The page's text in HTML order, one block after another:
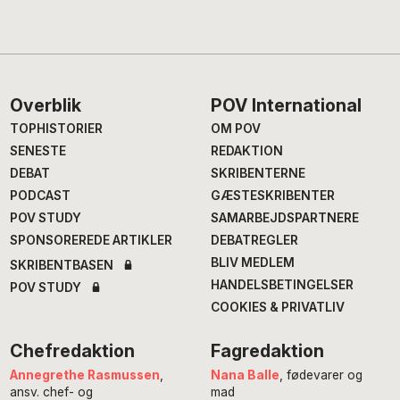
Footer
Overblik
TOPHISTORIER
SENESTE
DEBAT
PODCAST
POV STUDY
SPONSOREREDE ARTIKLER
SKRIBENTBASEN
POV STUDY
POV International
OM POV
REDAKTION
SKRIBENTERNE
GÆSTESKRIBENTER
SAMARBEJDSPARTNERE
DEBATREGLER
BLIV MEDLEM
HANDELSBETINGELSER
COOKIES & PRIVATLIV
Chefredaktion
Annegrethe Rasmussen
ansv. chef- og
Fagredaktion
Nana Balle , fødevarer og
mad